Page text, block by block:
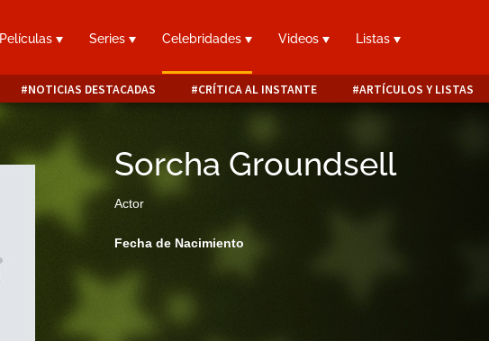
Películas Series Celebridades Videos Listas
NOTICIAS DESTACADAS CRÍTICA AL INSTANTE ARTÍCULOS Y LISTAS
Sorcha Groundsell
Actor
Fecha de Nacimiento